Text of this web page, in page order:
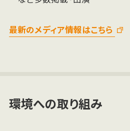
最新のメディア情報はこちら
環境への取り組み